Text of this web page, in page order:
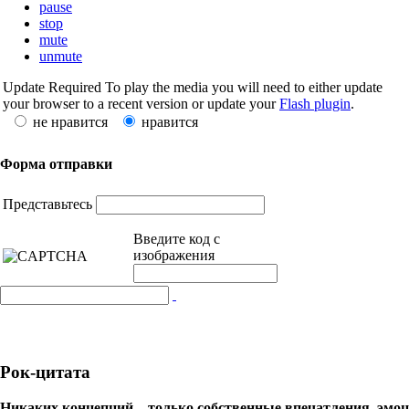
pause
stop
mute
unmute
Update Required To play the media you will need to either update
your browser to a recent version or update yourFlash plugin.
не нравится
нравится
Форма отправки
Представьтесь
Введите код с
изображения
Рок-цитата